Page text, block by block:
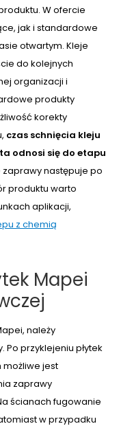
W ofercie
jak i standardowe
otwartym. Kleje
do kolejnych
organizacji i
produkty
korekty
czas schnięcia kleju
odnosi się do etapu
zaprawy następuje po
produktu warto
aplikacji,
z chemią
Mapei
należy
przyklejeniu płytek
możliwe jest
zaprawy
ścianach fugowanie
w przypadku